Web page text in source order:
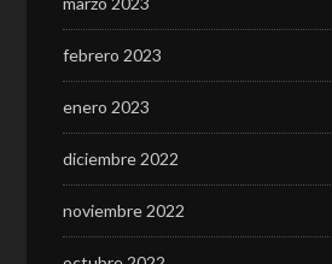
febrero 2023
enero 2023
diciembre 2022
noviembre 2022